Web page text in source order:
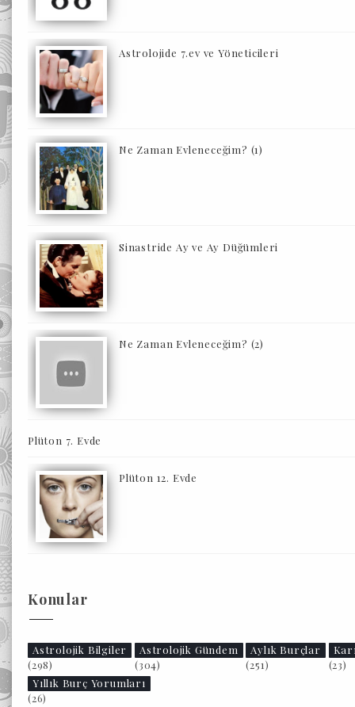
Astrolojide 7.ev ve Yöneticileri
Ne Zaman Evleneceğim? (1)
Sinastride Ay ve Ay Düğümleri
Ne Zaman Evleneceğim? (2)
Plüton 7. Evde
Plüton 12. Evde
Konular
Astrolojik Bilgiler
(298)
Astrolojik Gündem
(304)
Aylık Burçlar
(251)
(23)
Yıllık Burç Yorumları
(26)